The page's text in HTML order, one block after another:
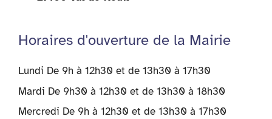
Horaires d'ouverture de la Mairie
Lundi De 9h à 12h30 et de 13h30 à 17h30
Mardi De 9h30 à 12h30 et de 13h30 à 18h30
Mercredi De 9h à 12h30 et de 13h30 à 17h30